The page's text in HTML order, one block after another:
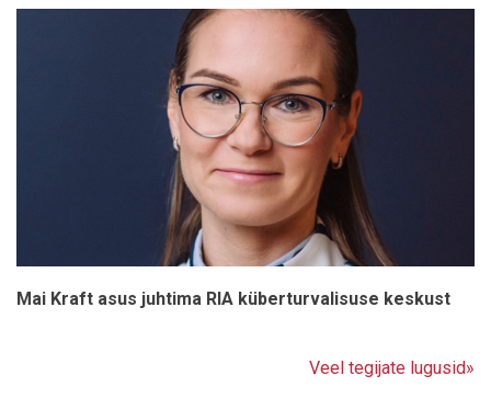
Mai Kraft asus juhtima RIA küberturvalisuse keskust
Veel tegijate lugusid»